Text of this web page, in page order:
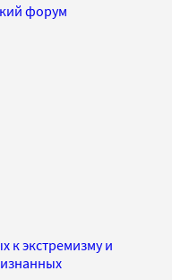
форум
к экстремизму и